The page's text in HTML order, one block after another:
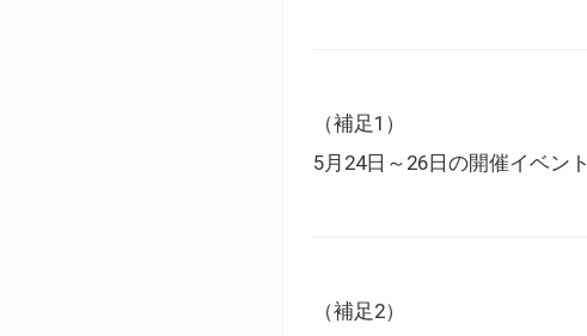
（補足1）
5月24日～26日の開催イベン
（補足2）